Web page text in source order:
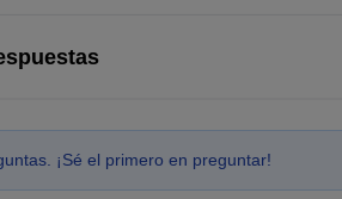
¡Sé el primero en preguntar!